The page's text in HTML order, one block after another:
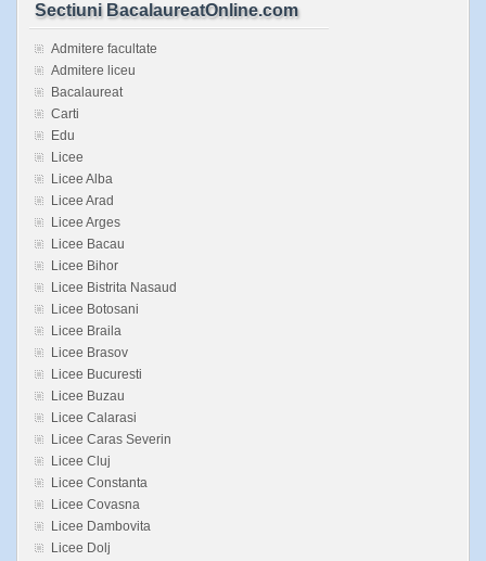
Sectiuni BacalaureatOnline.com
Admitere facultate
Admitere liceu
Bacalaureat
Carti
Edu
Licee
Licee Alba
Licee Arad
Licee Arges
Licee Bacau
Licee Bihor
Licee Bistrita Nasaud
Licee Botosani
Licee Braila
Licee Brasov
Licee Bucuresti
Licee Buzau
Licee Calarasi
Licee Caras Severin
Licee Cluj
Licee Constanta
Licee Covasna
Licee Dambovita
Licee Dolj